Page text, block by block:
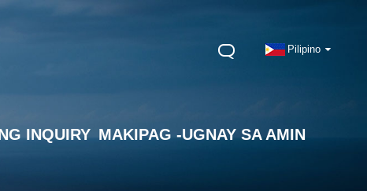
Pilipino
INQUIRY MAKIPAG -UGNAY SA AMIN